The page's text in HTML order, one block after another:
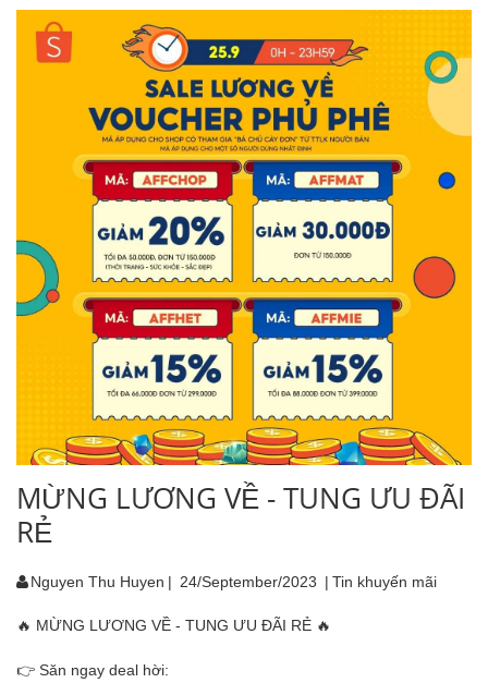
MỪNG LƯƠNG VỀ - TUNG ƯU ĐÃI
RẺ
Nguyen Thu Huyen | 24/September/2023 | Tin khuyến mãi
🔥 MỪNG LƯƠNG VỀ - TUNG ƯU ĐÃI RẺ 🔥
👉 Săn ngay deal hời: